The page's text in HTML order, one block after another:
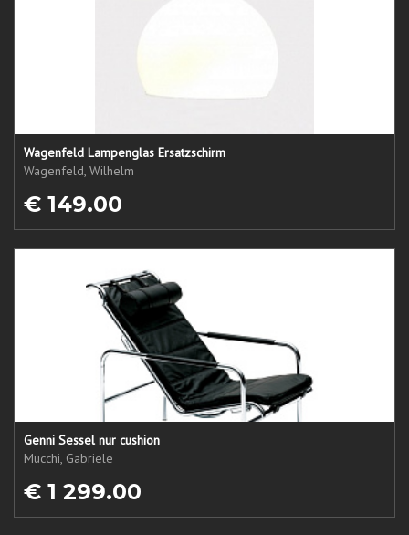
Wagenfeld Lampenglas Ersatzschirm
Wagenfeld, Wilhelm
€ 149.00
Genni Sessel nur cushion
Mucchi, Gabriele
€ 1 299.00